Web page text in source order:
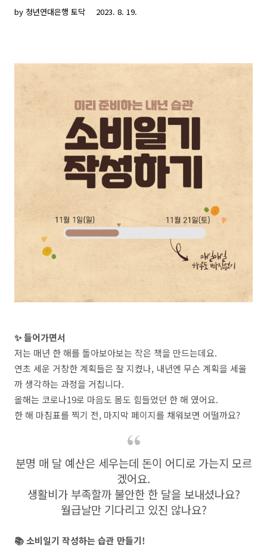
by 청년연대은행 토닥 2023. 8. 19.
✨ 들어가면서
저는 매년 한 해를 돌아보아보는 작은 책을 만드는데요.
연초 세운 거창한 계획들은 잘 지켰나, 내년엔 무슨 계획을 세울
까 생각하는 과정을 거칩니다.
올해는 코로나19로 마음도 몸도 힘들었던 한 해 였어요.
한 해 마침표를 찍기 전, 마지막 페이지를 채워보면 어떨까요?
분명 매 달 예산은 세우는데 돈이 어디로 가는지 모르
겠어요.
생활비가 부족할까 불안한 한 달을 보내셨나요?
월급날만 기다리고 있진 않나요?
📚 소비일기 작성하는 습관 만들기!